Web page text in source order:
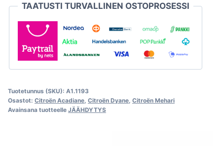
/
Mehari
määrä
TAATUSTI TURVALLINEN OSTOPROSESSI
Tuotetunnus (SKU): A1.1193
Osastot: Citroën Acadiane Citroën Dyane Citroën Mehari
Avainsana tuotteelle JÄÄHDYTYS